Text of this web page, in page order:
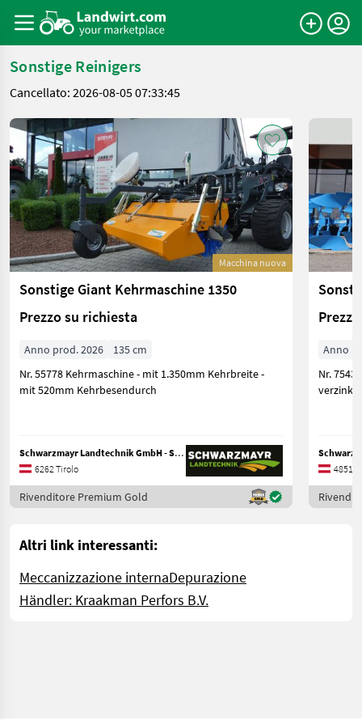
Sonstige Reinigers
Cancellato: 2026-08-05 07:33:45
Macchina nuova
Sonstige Giant Kehrmaschine 1350
Prezzo su richiesta
Anno prod. 2026
135 cm
Nr. 55778 Kehrmaschine - mit 1.350mm Kehrbreite -
mit 520mm Kehrbesendurch
Schwarzmayr Landtechnik GmbH - Schlitters
6262 Tirolo
Rivenditore Premium Gold
Anno
Nr. 75433 Kehrmaschine KEH 230 Type
4851
Altri link interessanti:
Meccanizzazione internaDepurazione
Händler: Kraakman Perfors B.V.